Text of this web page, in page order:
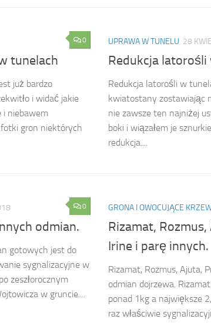
0
tunelach
już bardzo
i widać jakie
i niebawem
gron niektórych
UPRAWA W TUNELU 28
Redukcja latorośli
Redukcja latorośli w
kwiatostany zostawiając
nie zawsze ten najniżej
boki i wiązałem je
redukcja....
0
odmian.
gotowych jest do
sygnalizacyjne w
zeszłorocznym
w gruncie....
GRONA I OWOCUJĄCE
Rizamat,
Irine i parę innych.
Rizamat, Rozmus, Ajuta,
odmian dojrzewa.
ponad 1kg a największe
raz właściwie